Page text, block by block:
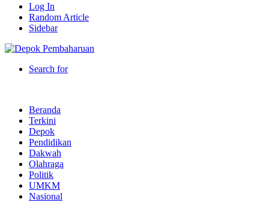
Log In
Random Article
Sidebar
Search for
Beranda
Terkini
Depok
Pendidikan
Dakwah
Olahraga
Politik
UMKM
Nasional